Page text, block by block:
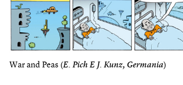
War and Peas (E. Pich E J. Kunz, Germania)